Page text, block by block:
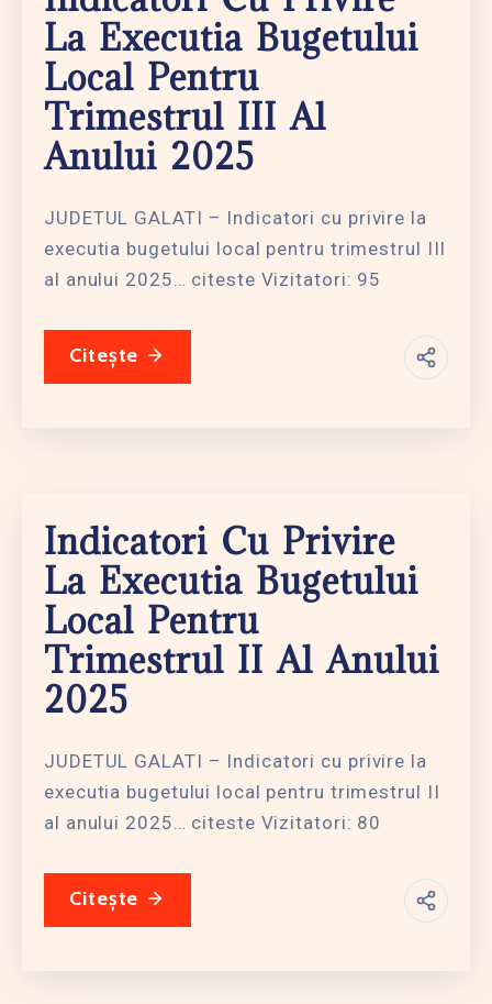
La Executia Bugetului
Local Pentru
Trimestrul III Al
Anului 2025
JUDETUL GALATI – Indicatori cu privire la
executia bugetului local pentru trimestrul III
al anului 2025… citeste Vizitatori: 95
Citește
Indicatori Cu Privire
La Executia Bugetului
Local Pentru
Trimestrul II Al Anului
2025
JUDETUL GALATI – Indicatori cu privire la
executia bugetului local pentru trimestrul II
al anului 2025… citeste Vizitatori: 80
Citește